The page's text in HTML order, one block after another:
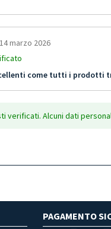
marzo 2026
come tutti i prodotti
verificati. Alcuni dati
PAGAMENTO